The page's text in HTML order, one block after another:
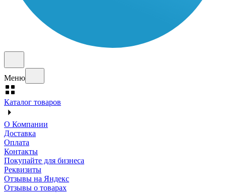
Меню
Каталог товаров
О Компании
Доставка
Оплата
Контакты
Покупайте для бизнеса
Реквизиты
Отзывы на Яндекс
Отзывы о товарах